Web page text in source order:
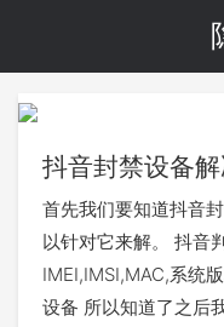
抖音封禁设备
首先我们要知道抖音
以针对它来解。 抖音
IMEI,IMSI,MAC,系统
设备 所以知道了之后